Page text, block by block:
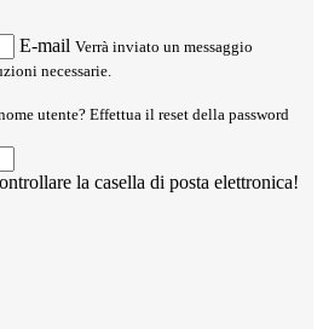
E-mail Verrà inviato un messaggio
necessarie.
utente? Effettua il reset della password
la casella di posta elettronica!